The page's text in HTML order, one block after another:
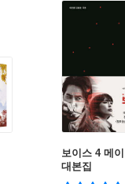
보이스 4 메
대본집